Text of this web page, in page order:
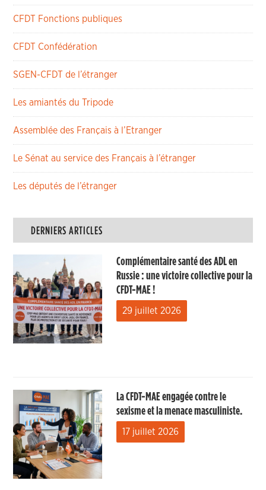
CFDT Fonctions publiques
CFDT Confédération
SGEN-CFDT de l’étranger
Les amiantés du Tripode
Assemblée des Français à l’Etranger
Le Sénat au service des Français à l’étranger
Les députés de l’étranger
DERNIERS ARTICLES
Complémentaire santé des ADL en
Russie : une victoire collective pour la
CFDT-MAE !
29 juillet 2026
La CFDT-MAE engagée contre le
sexisme et la menace masculiniste.
17 juillet 2026